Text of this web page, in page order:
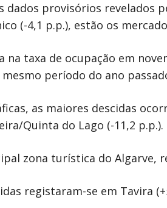
dados provisórios revelados
(-4,1 p.p.), estão os
na taxa de ocupação em
período do ano
as maiores descidas
Quinta do Lago (-11,2 p.p.).
zona turística do Algarve,
registaram-se em Tavira